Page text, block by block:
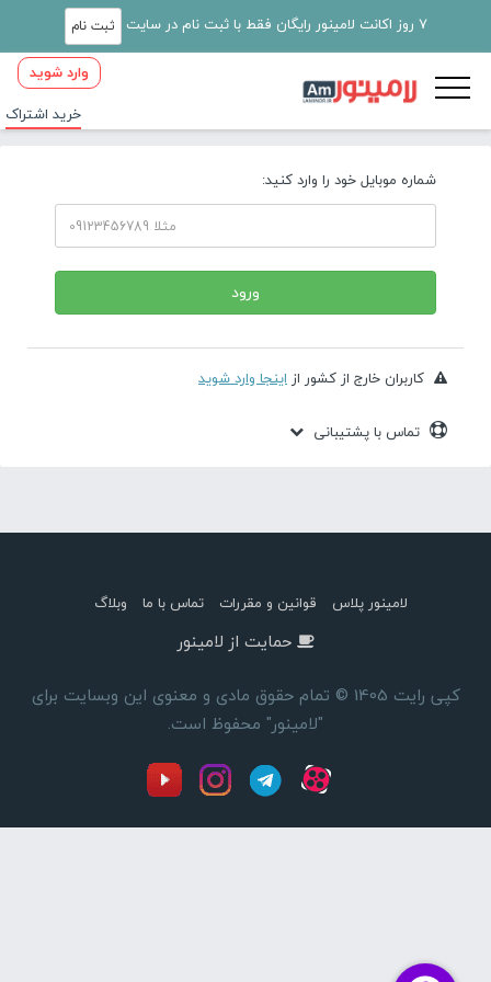
7 روز اکانت لامینور رایگان فقط با ثبت نام در سایت ثبت نام
وارد شوید
خرید اشتراک
شماره موبایل خود را وارد کنید:
ورود
کاربران خارج از کشور از اینجا وارد شوید
تماس با پشتیبانی
لامینور پلاس قوانین و مقررات تماس با ما وبلاگ
حمایت از لامینور
کپی رایت 1405 © تمام حقوق مادی و معنوی این وبسایت برای
"لامینور" محفوظ است.